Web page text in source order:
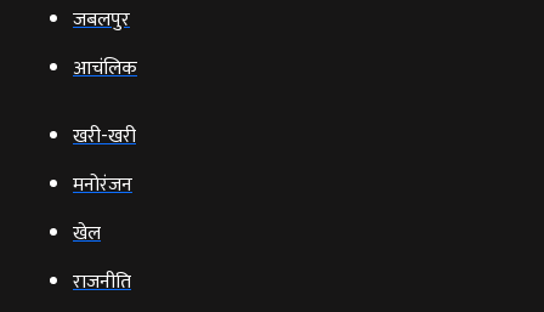
जबलपुर
आचंलिक
खरी-खरी
मनोरंजन
खेल
राजनीति